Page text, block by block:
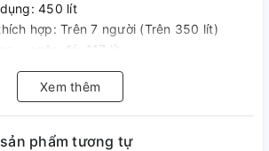
450 lít
hợp: Trên 7 người (Trên 350 lít)
+ ngăn đá: 117 lít
Hãng không công bố
đá trênXem thêm
phẩm tương tự